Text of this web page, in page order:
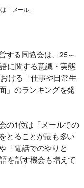
「メール」
する同協会は、25～
に関する意識・実態
ける「仕事や日常生
」のランキングを発
の1位は「メールでの
とることが最も多い
「電話でのやりと
を話す機会も増えて